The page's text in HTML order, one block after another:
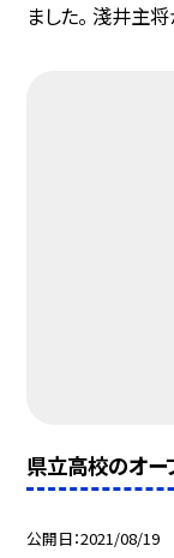
ました。 淺井主将
県立高校のオー
公開日 2021/08/19